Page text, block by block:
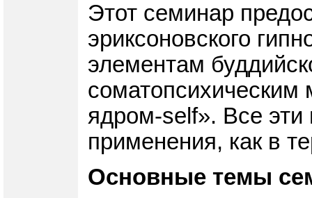
Этот семинар
эриксоновского
элементам
соматопсихическим
ядром-self». Все эти
применения, как в
Основные темы